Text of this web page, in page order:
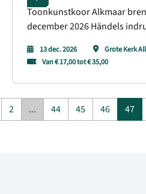
Toonkunstkoor Alkmaar
december 2026 Händels
solisten en dirigent Marcel
muzikale middag vol
13 dec. 2026
Grote Kerk
Van € 17,00 tot € 35,00
2 ... 44 45 46 47